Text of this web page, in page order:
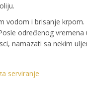
vodom i brisanje
određenog vremena
namazati sa nekim
serviranje